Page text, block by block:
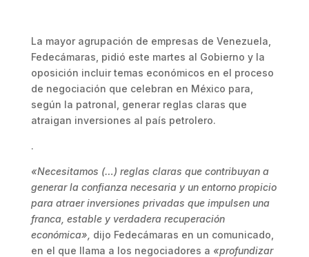
La mayor agrupación de empresas de Venezuela,
Fedecámaras, pidió este martes al Gobierno y la
oposición incluir temas económicos en el proceso
de negociación que celebran en México para,
según la patronal, generar reglas claras que
atraigan inversiones al país petrolero.
.
«Necesitamos (…) reglas claras que contribuyan a
generar la confianza necesaria y un entorno propicio
para atraer inversiones privadas que impulsen una
franca, estable y verdadera recuperación
económica», dijo Fedecámaras en un comunicado,
en el que llama a los negociadores a «profundizar